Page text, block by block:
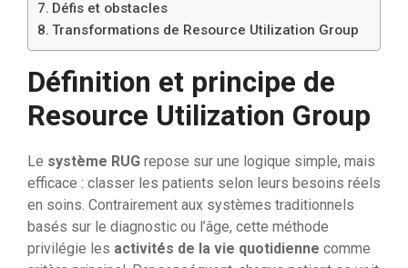
Défis et obstacles
Transformations de Resource Utilization Group
Définition et principe de
Resource Utilization Group
Le système RUG repose sur une logique simple, mais
efficace : classer les patients selon leurs besoins réels
en soins. Contrairement aux systèmes traditionnels
basés sur le diagnostic ou l’âge, cette méthode
privilégie les activités de la vie quotidienne comme